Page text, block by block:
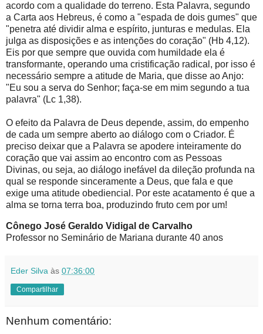
acordo com a qualidade do terreno. Esta Palavra, segundo
a Carta aos Hebreus, é como a "espada de dois gumes" que
"penetra até dividir alma e espírito, junturas e medulas. Ela
julga as disposições e as intenções do coração" (Hb 4,12).
Eis por que sempre que ouvida com humildade ela é
transformante, operando uma cristificação radical, por isso é
necessário sempre a atitude de Maria, que disse ao Anjo:
"Eu sou a serva do Senhor; faça-se em mim segundo a tua
palavra" (Lc 1,38).
O efeito da Palavra de Deus depende, assim, do empenho
de cada um sempre aberto ao diálogo com o Criador. É
preciso deixar que a Palavra se apodere inteiramente do
coração que vai assim ao encontro com as Pessoas
Divinas, ou seja, ao diálogo inefável da dileção profunda na
qual se responde sinceramente a Deus, que fala e que
exige uma atitude obediencial. Por este acatamento é que a
alma se torna terra boa, produzindo fruto cem por um!
Cônego José Geraldo Vidigal de Carvalho
Professor no Seminário de Mariana durante 40 anos
Eder Silva às 07:36:00
Compartilhar
Nenhum comentário: